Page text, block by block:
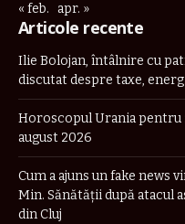
« feb. apr. »
Articole recente
Ilie Bolojan, întâlnire cu
discutat despre taxe,
Horoscopul Urania pentru
august 2026
Cum a ajuns un fake news
Min. Sănătății după atacul
din Cluj